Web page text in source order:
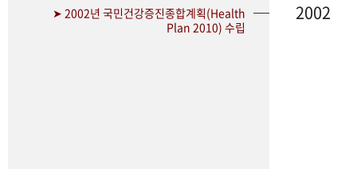
➤ 2002년 국민건강증진종합계획(Health
Plan 2010) 수립
2002